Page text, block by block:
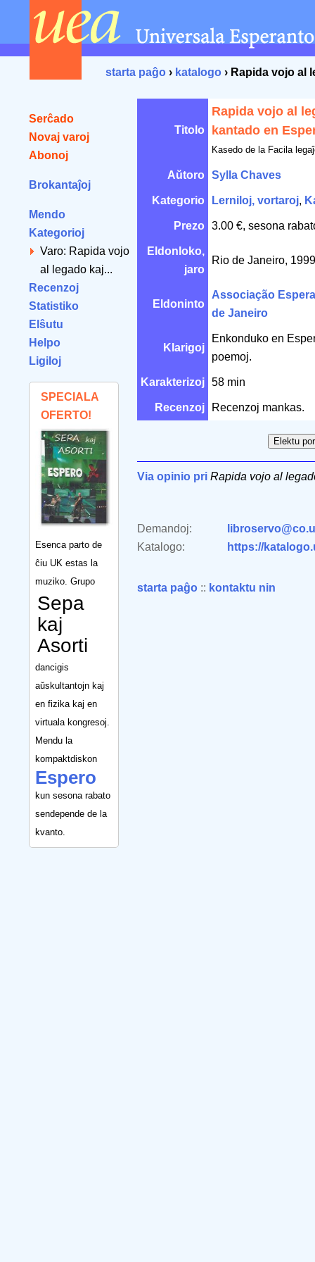
starta paĝo › katalogo › Rapida vojo al
Serĉado
Novaj varoj
Abonoj
Brokantaĵoj
Mendo
Kategorioj
Varo: Rapida vojo
al legado kaj...
Recenzoj
Statistiko
Elŝutu
Helpo
Ligiloj
SPECIALA
OFERTO!
Esenca parto de
ĉiu UK estas la
muziko. Grupo
Sepa
kaj
Asorti
dancigis
aŭskultantojn kaj
en fizika kaj en
virtuala kongresoj.
Mendu la
kompaktdiskon
Espero
kun sesona rabato
sendepende de la
kvanto.
Titolo
Rapida vojo al
kantado en
Kasedo de la Facila
Aŭtoro Sylla Chaves
Kategorio Lerniloj, vortaroj,
Prezo 3.00 €, sesona
Eldonloko,
jaro
Rio de Janeiro,
Eldoninto
Associação
de Janeiro
Klarigoj
Enkonduko en
poemoj.
Karakterizoj 58 min
Recenzoj Recenzoj mankas.
Via opinio pri Rapida vojo al
Demandoj:
Katalogo:
https://
starta paĝo :: kontaktu nin